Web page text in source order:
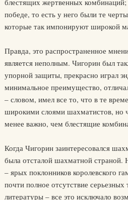
победе, то есть у него были те
которые так импонируют широкой
Правда, это распространенное
является неполным. Чигорин был
упорной защиты, прекрасно играл
минимальное преимущество,
– словом, имел все то, что в те
широкими слоями шахматистов, но
менее важно, чем блестящие
Когда Чигорин заинтересовался
была отсталой шахматной страной.
– ярых поклонников королевского
почти полное отсутствие
литературы – все это исключало